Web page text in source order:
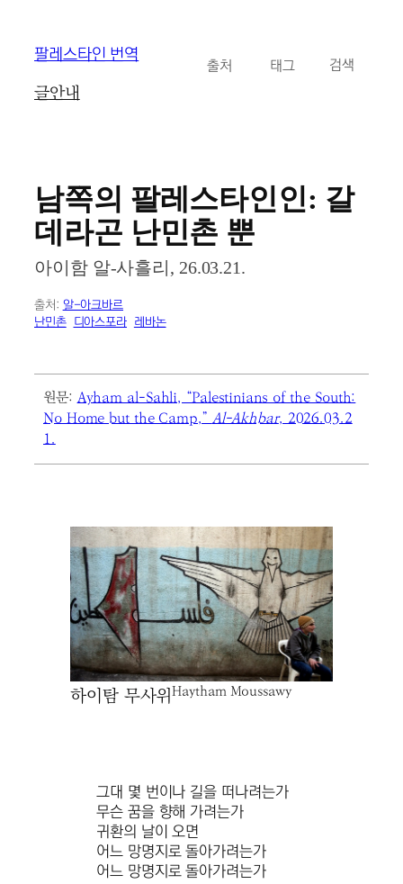
팔레스타인 번역
글안내
카테고리 태그 검색
남쪽의 팔레스타인인: 갈
데라곤 난민촌 뿐
아이함 알-사흘리, 26.03.21.
출처:알-아크바르
난민촌 디아스포라 레바논
원문:Ayham al-Sahli, “Palestinians of the South:
No Home but the Camp,”Al-Akhbar, 2026.03.2
1.
하이탐 무사위Haytham Moussawy
그대 몇 번이나 길을 떠나려는가
무슨 꿈을 향해 가려는가
귀환의 날이 오면
어느 망명지로 돌아가려는가
어느 망명지로 돌아가려는가